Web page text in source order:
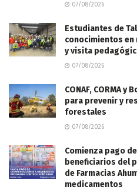
07/08/2026
Estudiantes de
conocimientos en
y visita
07/08/2026
CONAF, CORMA
para prevenir y
forestales
07/08/2026
Comienza pago
beneficiarios del
de Farmacias
medicamentos